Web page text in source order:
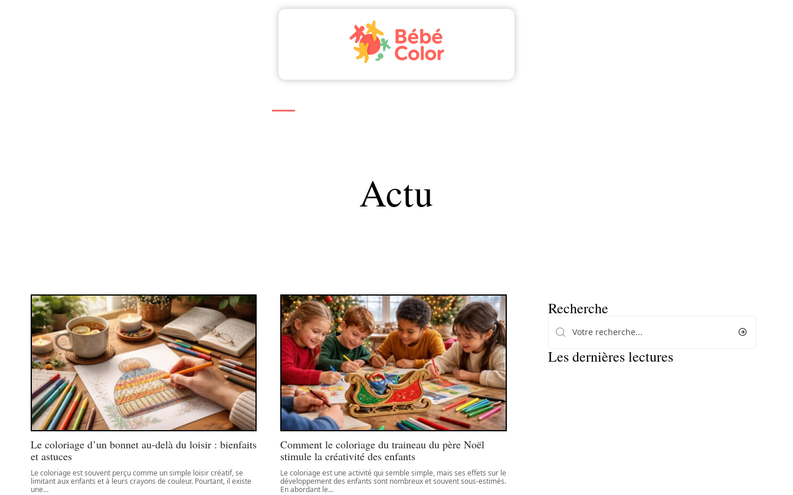
Actu
Le coloriage d’un bonnet au-delà du loisir : bienfaits
et astuces
Le coloriage est souvent perçu comme un simple loisir créatif, se
limitant aux enfants et à leurs crayons de couleur. Pourtant, il existe
une…
Comment le coloriage du traineau du père Noël
stimule la créativité des enfants
Le coloriage est une activité qui semble simple, mais ses effets sur le
développement des enfants sont nombreux et souvent sous-estimés.
En abordant le…
Recherche
Les dernières lectures